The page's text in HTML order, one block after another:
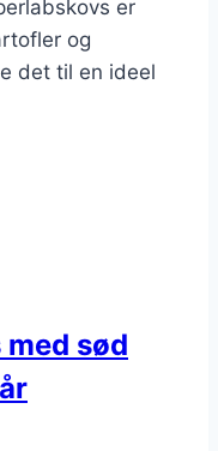
er
og
det til en ideel
sød